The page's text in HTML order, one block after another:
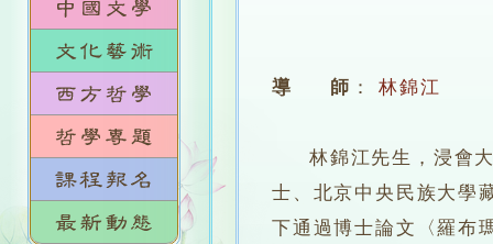
導 師 ： 林錦江
林錦江先生，浸會大
士、北京中央民族大學
下通過博士論文〈羅布